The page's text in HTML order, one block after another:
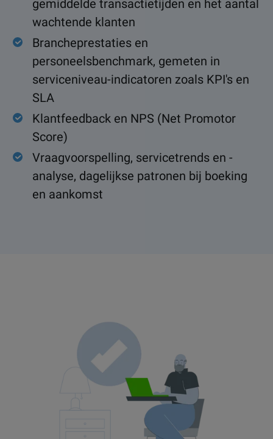
gemiddelde transactietijden en het aantal
wachtende klanten
Brancheprestaties en
personeelsbenchmark, gemeten in
serviceniveau-indicatoren zoals KPI's en
SLA
Klantfeedback en NPS (Net Promotor
Score)
Vraagvoorspelling, servicetrends en -
analyse, dagelijkse patronen bij boeking
en aankomst